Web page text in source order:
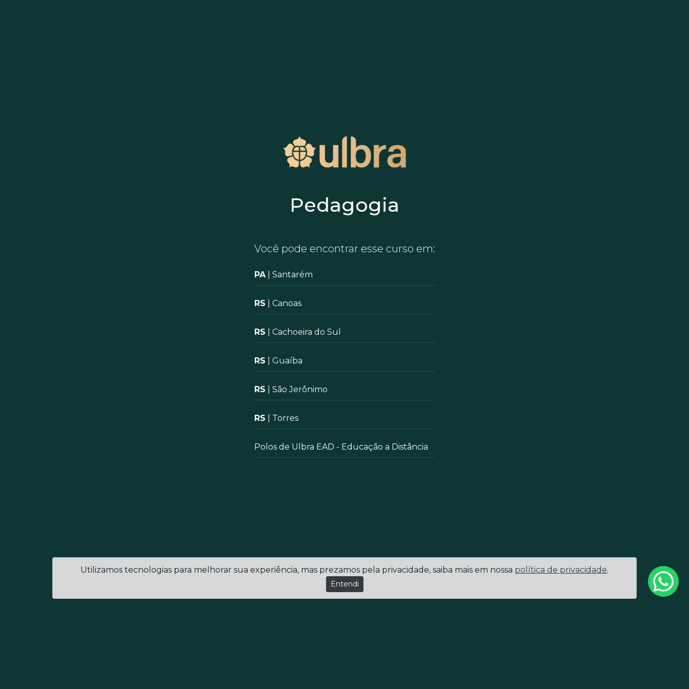
Pedagogia
Você pode encontrar esse curso em:
PA| Santarém
RS | Canoas
RS | Cachoeira do Sul
RS | Guaíba
RS | São Jerônimo
RS | Torres
Polos de Ulbra EAD - Educação a Distância
Utilizamos tecnologias para melhorar sua experiência, mas prezamos pela privacidade, saiba mais em nossa política de privacidade.
Entendi